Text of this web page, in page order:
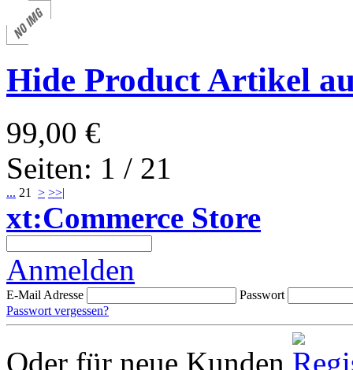
Hide Product Artikel
99,00 €
Seiten: 1 / 21
... 21 > >>|
xt:Commerce Store
Anmelden
E-Mail Adresse
Passwort
Passwort vergessen?
Oder für neue Kunden